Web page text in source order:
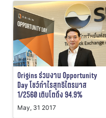
Origins ร่วมงาน Opportunity
Day โชว์กำไรสุทธิไตรมาส
1/2560 เติบโตถึง 94.9%
May, 31 2017